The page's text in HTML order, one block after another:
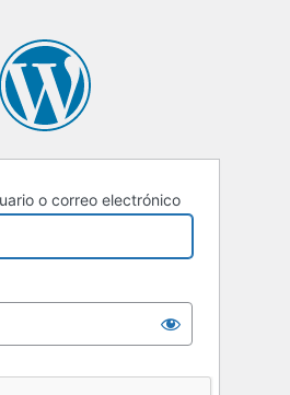
o correo electrónico